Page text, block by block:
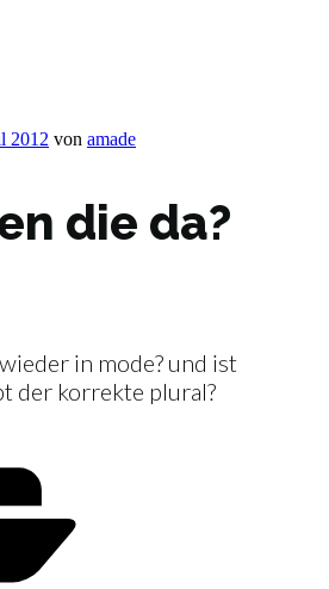
2012 von amade
die da?
in mode? und ist
der korrekte plural?